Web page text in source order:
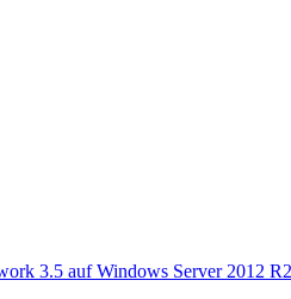
3.5 auf Windows Server 2012